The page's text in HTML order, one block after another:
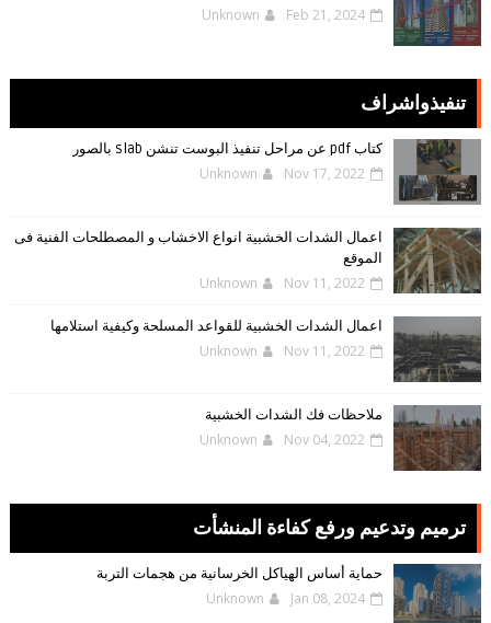
Unknown Feb 21, 2024
تنفيذواشراف
كتاب pdf عن مراحل تنفيذ البوست تنشن slab بالصور
Unknown Nov 17, 2022
اعمال الشدات الخشبية انواع الاخشاب و المصطلحات الفنية فى
الموقع
Unknown Nov 11, 2022
اعمال الشدات الخشبية للقواعد المسلحة وكيفية استلامها
Unknown Nov 11, 2022
ملاحظات فك الشدات الخشبية
Unknown Nov 04, 2022
ترميم وتدعيم ورفع كفاءة المنشأت
حماية أساس الهياكل الخرسانية من هجمات التربة
Unknown Jan 08, 2024